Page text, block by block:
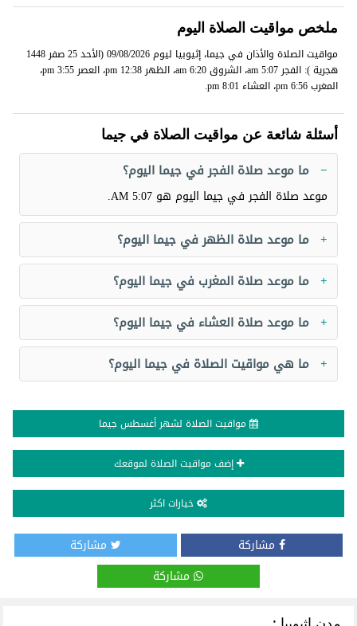
ملخص مواقيت الصلاة اليوم
مواقيت الصلاة والأذان في جيما، إثيوبيا ليوم 09/08/2026 (الأحد 25 صفر 1448
هجرية ): الفجر 5:07 am، الشروق 6:20 am، الظهر 12:38 pm، العصر 3:55 pm،
المغرب 6:56 pm، العشاء 8:01 pm.
أسئلة شائعة عن مواقيت الصلاة في جيما
ما موعد صلاة الفجر في جيما اليوم؟
موعد صلاة الفجر في جيما اليوم هو 5:07 AM
.
ما موعد صلاة الظهر في جيما اليوم؟
ما موعد صلاة المغرب في جيما اليوم؟
ما موعد صلاة العشاء في جيما اليوم؟
ما هي مواقيت الصلاة في جيما اليوم؟
مواقيت الصلاة لشهر أغسطس جيما
إضف مواقيت الصلاة لموقعك
خيارات اكثر
مشاركة
مشاركة
مشاركة